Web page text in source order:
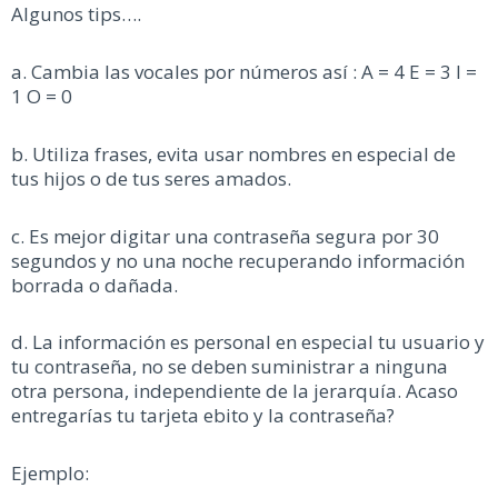
Algunos tips….
a. Cambia las vocales por números así : A = 4 E = 3 I =
1 O = 0
b. Utiliza frases, evita usar nombres en especial de
tus hijos o de tus seres amados.
c. Es mejor digitar una contraseña segura por 30
segundos y no una noche recuperando información
borrada o dañada.
d. La información es personal en especial tu usuario y
tu contraseña, no se deben suministrar a ninguna
otra persona, independiente de la jerarquía. Acaso
entregarías tu tarjeta ebito y la contraseña?
Ejemplo: